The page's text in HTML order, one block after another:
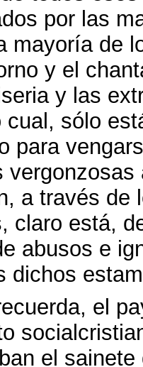
por las
mayoría de
y el
y las
cual, sólo
para
a través de
claro está,
abusos e
dichos
el
el